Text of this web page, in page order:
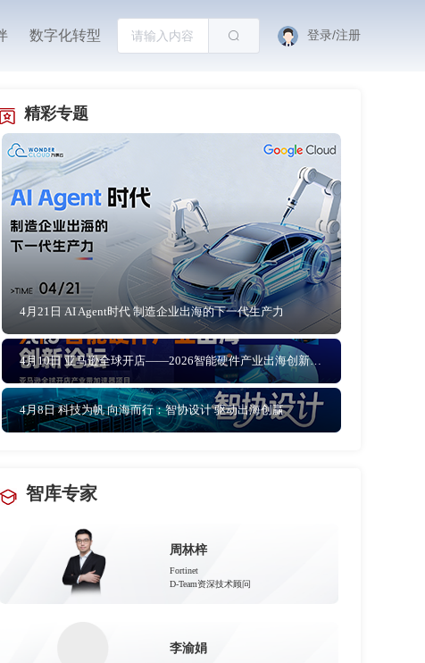
数字化转型 登录/注册
精彩专题
4月21日 AI Agent时代 制造企业出海的下一代生产力
4月10日 亚马逊全球开店——2026智能硬件产业出海创新论坛
4月8日 科技为帆 向海而行：智协设计 驱动出海创赢
智库专家
周林梓
Fortinet
D-Team资深技术顾问
李渝娟